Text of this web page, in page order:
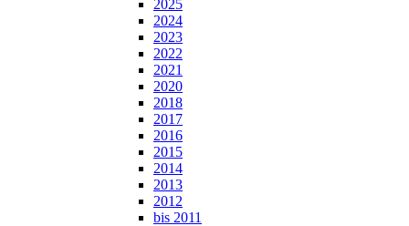
2025
2024
2023
2022
2021
2020
2018
2017
2016
2015
2014
2013
2012
bis 2011